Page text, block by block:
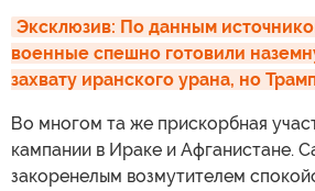
Эксклюзив: По данным
военные спешно готовили
захвату иранского урана, но
Во многом та же прискорбная
кампании в Ираке и Афганистане.
закоренелым возмутителем